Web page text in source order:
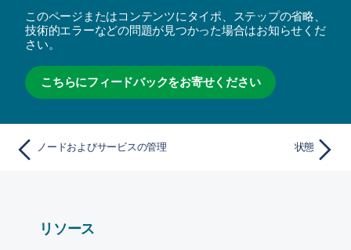
このページまたはコンテンツにタイポ、ステップの省略、
技術的エラーなどの問題が見つかった場合はお知らせくだ
さい。
こちらにフィードバックをお寄せください
ノードおよびサービスの管理 状態
リソース